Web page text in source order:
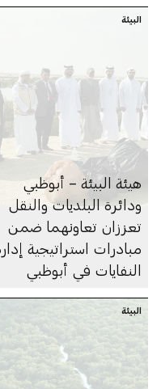
البيئة
هيئة البيئة – أبوظبي
ودائرة البلديات والنقل
تعززان تعاونهما ضمن
مبادرات استراتيجية
النفايات في أبوظبي
البيئة